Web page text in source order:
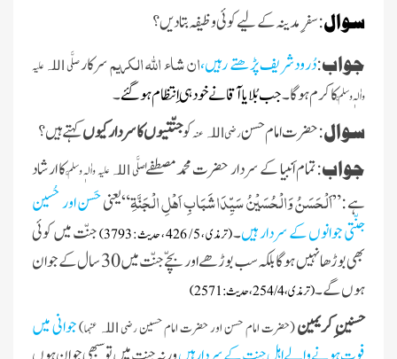
سوال:سفرِمدینہ کے لیےکوئی وظیفہ بتادیں ؟
جواب:دُرودشریف پڑھتے رہیں،ان شاء اللہ الکریمسرکارصلَّیاللہ علیہ
واٰلہٖ وسلَّمکا کرم ہوگا۔جب بُلایا آقا نے خود ہی اِنتظام ہو گئے۔
سوال:حضرت امام حسنرضیاللہ عنہکوجنّتیوں کا سردارکیوںکہتے ہیں ؟
جواب:تمام اَنبیا کے سردار حضرت محمد مصطفےٰصلَّیاللہ علیہ واٰلہٖ وسلَّمکا ارشاد
ہے :”اَلْحَسَنُ وَالْحُسَيْنُ سَيِّدَاشَبَابِ اَهْلِ الْجَنَّةِ“یعنیحَسن اور حُسین
جنّتی جوانوں کے سردار ہیں۔(ترمذی ، 5 / 426 ، حدیث : 3793 )جنّت میں کوئی
بھی بوڑھا نہیں ہوگا بلکہ سب بوڑھے اور بچّے جنّت میں 30 سال کے جوان
ہوں گے۔(ترمذی ، 4 / 254 ، حدیث : 2571)
حسنین ِکریمین(حضرت امام حسن اور حضرت امام حسینرضیاللہ عنہما)جوانی میں